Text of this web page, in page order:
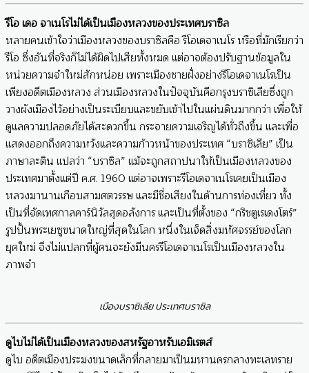
รีโอ เดอ จาเนโรไม่ได้เป็นเมืองหลวงของประเทศบราซิล
หลายคนเข้าใจว่าเมืองหลวงของบราซิลคือ รีโอเดจาเนโร หรือที่มักเรียกว่า
รีโอ ซึ่งอันที่จริงก็ไม่ได้ผิดไปเสียทั้งหมด แต่อาจต้องปรับฐานข้อมูลใน
หน่วยความจำใหม่สักหน่อย เพราะเมืองชายฝั่งอย่างรีโอเดจาเนโรเป็น
เพียงอดีตเมืองหลวง ส่วนเมืองหลวงในปัจจุบันคือกรุงบราซิเลียซึ่งถูก
วางผังเมืองไว้อย่างเป็นระเบียบและขยับเข้าไปในแผ่นดินมากกว่า เพื่อให้
ดูแลความปลอดภัยได้สะดวกขึ้น กระจายความเจริญได้ทั่วถึงขึ้น และเพื่อ
แสดงออกถึงความหวังและความก้าวหน้าของประเทศ “บราซิเลีย” เป็น
ภาษาละติน แปลว่า “บราซิล” แม้จะถูกสถาปนาให้เป็นเมืองหลวงของ
ประเทศมาตั้งแต่ปี ค.ศ. 1960 แต่อาจเพราะรีโอเดจาเนโรเคยเป็นเมือง
หลวงมานานเกือบสามศตวรรษ และมีชื่อเสียงในด้านการท่องเที่ยว ทั้ง
เป็นที่จัดเทศกาลคาร์นิวัลสุดอลังการ และเป็นที่ตั้งของ “กริชตูเรเดงโตร์”
รูปปั้นพระเยซูขนาดใหญ่ที่สุดในโลก หนึ่งในเจ็ดสิ่งมหัศจรรย์ของโลก
ยุคใหม่ จึงไม่แปลกที่ผู้คนจะยังมีนครรีโอเดจาเนโรเป็นเมืองหลวงใน
ภาพจำ
เมืองบราซิเลีย ประเทศบราซิล
ดูไบไม่ได้เป็นเมืองหลวงของสหรัฐอาหรับเอมิเรตส์
ดูไบ อดีตเมืองประมงขนาดเล็กที่กลายมาเป็นมหานครกลางทะเลทราย